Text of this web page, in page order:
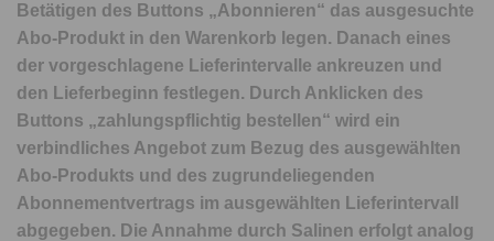
Betätigen des Buttons „Abonnieren“ das ausgesuchte
Abo-Produkt in den Warenkorb legen. Danach eines
der vorgeschlagene Lieferintervalle ankreuzen und
den Lieferbeginn festlegen. Durch Anklicken des
Buttons „zahlungspflichtig bestellen“ wird ein
verbindliches Angebot zum Bezug des ausgewählten
Abo-Produkts und des zugrundeliegenden
Abonnementvertrags im ausgewählten Lieferintervall
abgegeben. Die Annahme durch Salinen erfolgt analog